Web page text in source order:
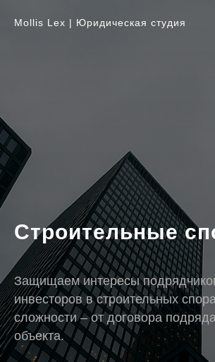
Mollis Lex | Юридическая студия
Строительные
Защищаем интересы
инвесторов в строительных
сложности – от договора
объекта.